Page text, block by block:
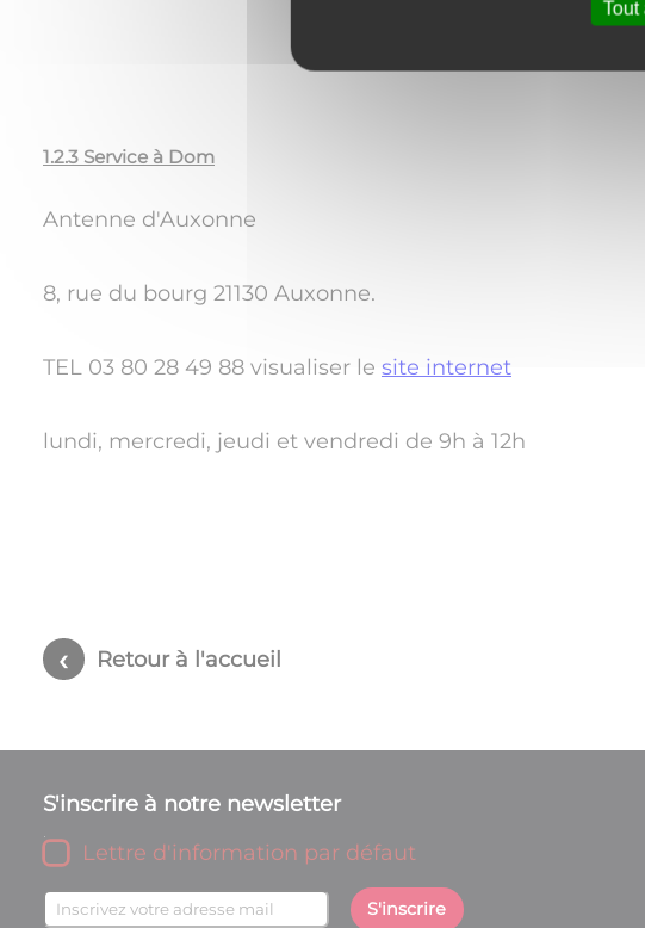
1.2.3 Service à Dom
Antenne d'Auxonne
8, rue du bourg 21130 Auxonne.
TEL 03 80 28 49 88 visualiser le site internet
lundi, mercredi, jeudi et vendredi de 9h à 12h
Retour à l'accueil
S'inscrire à notre newsletter
Lettre d'information par défaut
S'inscrire
Tout